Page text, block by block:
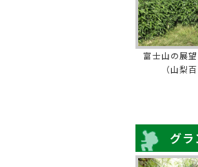
富士山の展
（山梨
グ